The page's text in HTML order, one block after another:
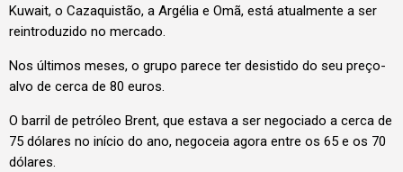
Kuwait, o Cazaquistão, a Argélia e Omã, está atualmente a ser
reintroduzido no mercado.
Nos últimos meses, o grupo parece ter desistido do seu preço-
alvo de cerca de 80 euros.
O barril de petróleo Brent, que estava a ser negociado a cerca de
75 dólares no início do ano, negoceia agora entre os 65 e os 70
dólares.